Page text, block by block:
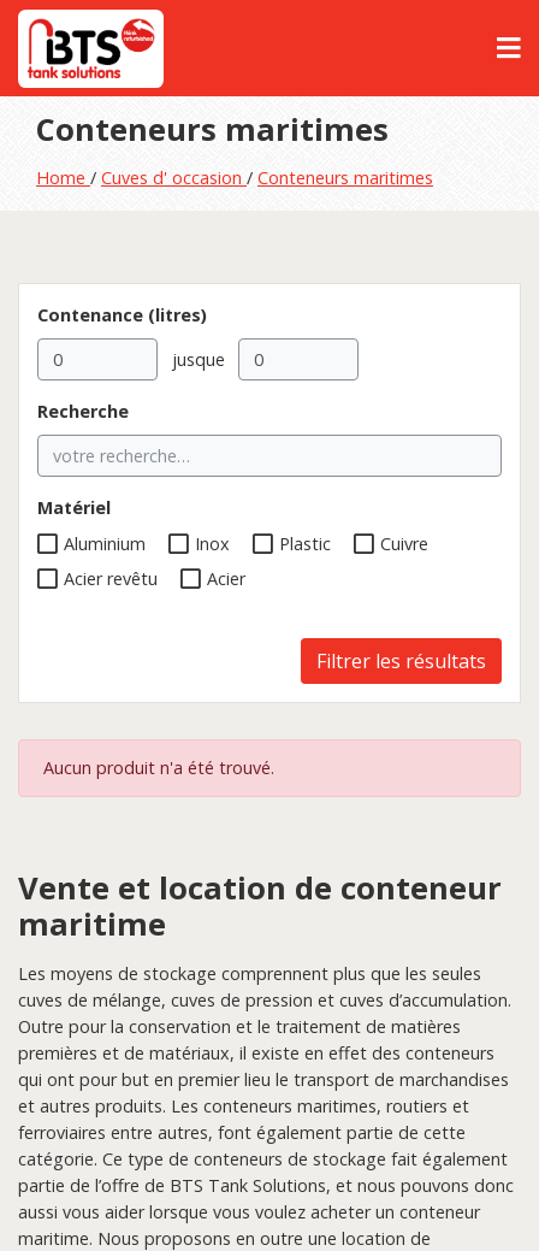
Conteneurs maritimes
Home / Cuves d' occasion / Conteneurs maritimes
Contenance (litres)
jusque
Recherche
Matériel
Aluminium
Inox Plastic
Cuivre
Acier revêtu
Acier
Filtrer les résultats
Aucun produit n'a été trouvé.
Vente et location de conteneur
maritime
Les moyens de stockage comprennent plus que les seules
cuves de mélange, cuves de pression et cuves d’accumulation.
Outre pour la conservation et le traitement de matières
premières et de matériaux, il existe en effet des conteneurs
qui ont pour but en premier lieu le transport de marchandises
et autres produits. Les conteneurs maritimes, routiers et
ferroviaires entre autres, font également partie de cette
catégorie. Ce type de conteneurs de stockage fait également
partie de l’offre de BTS Tank Solutions, et nous pouvons donc
aussi vous aider lorsque vous voulez acheter un conteneur
maritime. Nous proposons en outre une location de